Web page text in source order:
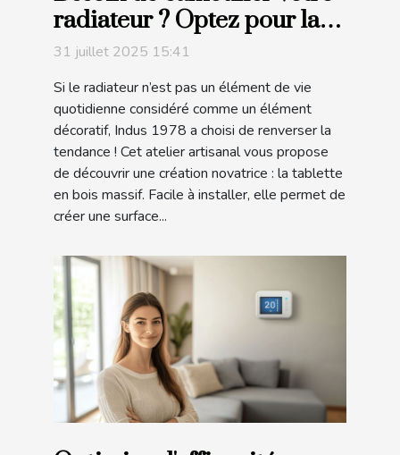
radiateur ? Optez pour la
tablette en bois artisanale !
31 juillet 2025 15:41
Si le radiateur n’est pas un élément de vie
quotidienne considéré comme un élément
décoratif, Indus 1978 a choisi de renverser la
tendance ! Cet atelier artisanal vous propose
de découvrir une création novatrice : la tablette
en bois massif. Facile à installer, elle permet de
créer une surface...